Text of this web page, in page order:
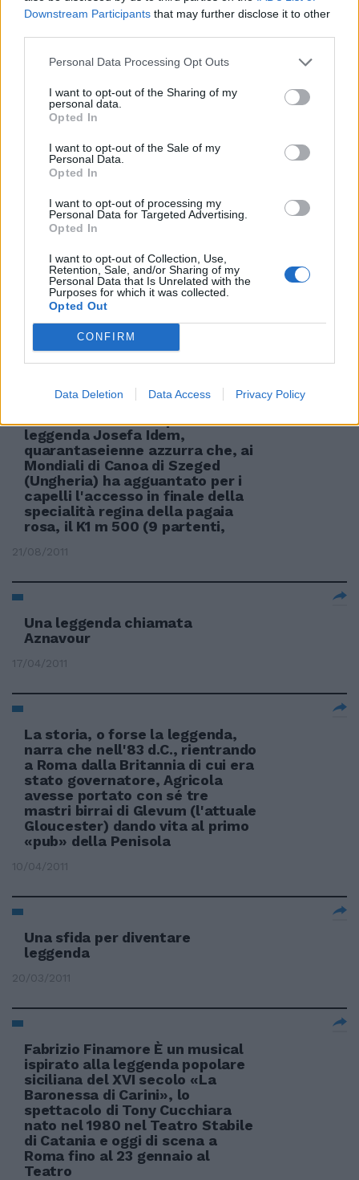
Downstream Participants that may further disclose it to other
Personal Data Processing Opt Outs
I want to opt-out of the Sharing of my
personal data.
Opted In
I want to opt-out of the Sale of my
Personal Data.
Opted In
I want to opt-out of processing my
Personal Data for Targeted Advertising.
Opted In
I want to opt-out of Collection, Use,
Retention, Sale, and/or Sharing of my
Personal Data that Is Unrelated with the
Purposes for which it was collected.
Opted Out
CONFIRM
Data Deletion Data Access Privacy Policy
15/01/2012
Chirac condannato. Fine di una
leggenda
18/12/2011
E Romolo scalpita per uscire
dalla leggenda
13/11/2011
Si chiude la leggenda di
«Capirex»
04/09/2011
leggenda Josefa Idem,
quarantaseienne azzurra che, ai
Mondiali di Canoa di Szeged
(Ungheria) ha agguantato per i
capelli l'accesso in finale della
specialità regina della pagaia
rosa, il K1 m 500 (9 partenti,
21/08/2011
Una leggenda chiamata
Aznavour
17/04/2011
La storia, o forse la leggenda,
narra che nell'83 d.C., rientrando
a Roma dalla Britannia di cui era
stato governatore, Agricola
avesse portato con sé tre
mastri birrai di Glevum (l'attuale
Gloucester) dando vita al primo
«pub» della Penisola
10/04/2011
Una sfida per diventare
leggenda
20/03/2011
Fabrizio Finamore È un musical
ispirato alla leggenda popolare
siciliana del XVI secolo «La
Baronessa di Carini», lo
spettacolo di Tony Cucchiara
nato nel 1980 nel Teatro Stabile
di Catania e oggi di scena a
Roma fino al 23 gennaio al
Teatro